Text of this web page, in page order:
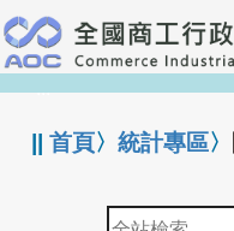
跳
到
主
要
:::
||首頁〉統計專區〉
全